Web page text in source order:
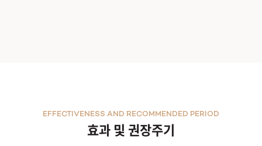
효과 및 권장주기
EFFECTIVENESS AND RECOMMENDED PERIOD